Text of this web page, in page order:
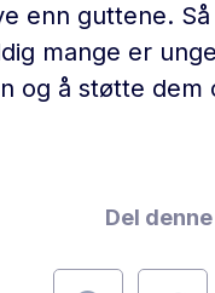
enn guttene.
mange er
og å støtte
Del